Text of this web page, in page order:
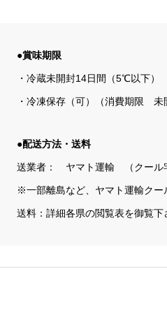
●賞味期限
・冷蔵未開封14日間（5℃以下）
・冷凍保存（可）（消費期限 未
●配送方法・送料
送業者： ヤマト運輸 （クール
※一部離島など、ヤマト運輸ク
送料：詳細各県の閲覧表を御覧下